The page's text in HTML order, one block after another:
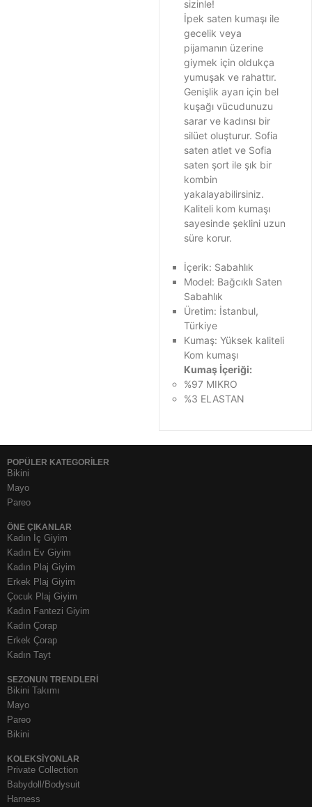
sizinle!
İpek saten kumaşı ile
gecelik veya
pijamanın üzerine
giymek için oldukça
yumuşak ve rahattır.
Genişlik ayarı için bel
kuşağı vücudunuzu
sarar ve kadınsı bir
silüet oluşturur. Sofia
saten atlet ve Sofia
saten şort ile şık bir
kombin
yakalayabilirsiniz.
Kaliteli kom kumaşı
sayesinde şeklini uzun
süre korur.
İçerik: Sabahlık
Model: Bağcıklı Saten
Sabahlık
Üretim: İstanbul,
Türkiye
Kumaş: Yüksek kaliteli
Kom kumaşı
Kumaş İçeriği:
%97 MIKRO
%3 ELASTAN
POPÜLER KATEGORİLER
Bikini
Mayo
Pareo
ÖNE ÇIKANLAR
Kadın İç Giyim
Kadın Ev Giyim
Kadın Plaj Giyim
Erkek Plaj Giyim
Çocuk Plaj Giyim
Kadın Fantezi Giyim
Kadın Çorap
Erkek Çorap
Kadın Tayt
SEZONUN TRENDLERI
Bikini Takımı
Mayo
Pareo
Bikini
KOLEKSIYONLAR
Private Collection
Babydoll/Bodysuit
Harness